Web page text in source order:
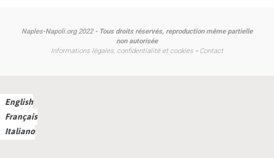
Naples-Napoli.org 2022- Tous droits réservés, reproduction même partielle
non autorisée
Informations légales, confidentialité et cookies - Contact
English
Français
Italiano